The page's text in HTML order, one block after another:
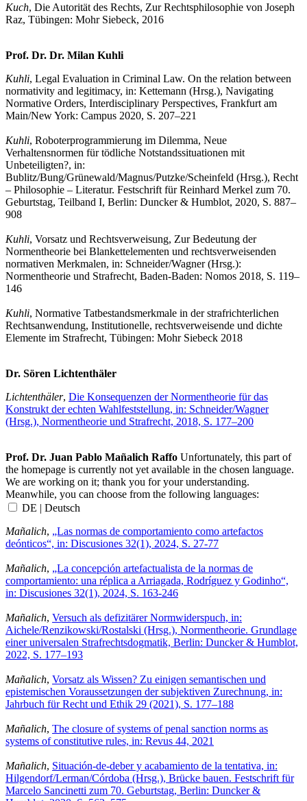
Kuch, Die Autorität des Rechts, Zur Rechtsphilosophie von Joseph
Raz, Tübingen: Mohr Siebeck, 2016
Prof. Dr. Dr. Milan Kuhli
Kuhli, Legal Evaluation in Criminal Law. On the relation between
normativity and legitimacy, in: Kettemann (Hrsg.), Navigating
Normative Orders, Interdisciplinary Perspectives, Frankfurt am
Main/New York: Campus 2020, S. 207–221
Kuhli, Roboterprogrammierung im Dilemma, Neue
Verhaltensnormen für tödliche Notstandssituationen mit
Unbeteiligten?, in:
Bublitz/Bung/Grünewald/Magnus/Putzke/Scheinfeld (Hrsg.), Recht
– Philosophie – Literatur. Festschrift für Reinhard Merkel zum 70.
Geburtstag, Teilband I, Berlin: Duncker & Humblot, 2020, S. 887–
908
Kuhli, Vorsatz und Rechtsverweisung, Zur Bedeutung der
Normentheorie bei Blankettelementen und rechtsverweisenden
normativen Merkmalen, in: Schneider/Wagner (Hrsg.):
Normentheorie und Strafrecht, Baden-Baden: Nomos 2018, S. 119–
146
Kuhli, Normative Tatbestandsmerkmale in der strafrichterlichen
Rechtsanwendung, Institutionelle, rechtsverweisende und dichte
Elemente im Strafrecht, Tübingen: Mohr Siebeck 2018
Dr. Sören Lichtenthäler
Lichtenthäler, Die Konsequenzen der Normentheorie für das
Konstrukt der echten Wahlfeststellung, in: Schneider/Wagner
(Hrsg.), Normentheorie und Strafrecht, 2018, S. 177–200
Prof. Dr. Juan Pablo Mañalich Raffo Unfortunately, this part of
the homepage is currently not yet available in the chosen language.
We are working on it; thank you for your understanding.
Meanwhile, you can choose from the following languages:
DE | Deutsch
Mañalich, „Las normas de comportamiento como artefactos
deónticos“, in: Discusiones 32(1), 2024, S. 27-77
Mañalich, „La concepción artefactualista de la normas de
comportamiento: una réplica a Arriagada, Rodríguez y Godinho“,
in: Discusiones 32(1), 2024, S. 163-246
Mañalich, Versuch als defizitärer Normwiderspuch, in:
Aichele/Renzikowski/Rostalski (Hrsg.), Normentheorie. Grundlage
einer universalen Strafrechtsdogmatik, Berlin: Duncker & Humblot,
2022, S. 177–193
Mañalich, Vorsatz als Wissen? Zu einigen semantischen und
epistemischen Voraussetzungen der subjektiven Zurechnung, in:
Jahrbuch für Recht und Ethik 29 (2021), S. 177–188
Mañalich, The closure of systems of penal sanction norms as
systems of constitutive rules, in: Revus 44, 2021
Mañalich, Situación-de-deber y acabamiento de la tentativa, in:
Hilgendorf/Lerman/Córdoba (Hrsg.), Brücke bauen. Festschrift für
Marcelo Sancinetti zum 70. Geburtstag, Berlin: Duncker &